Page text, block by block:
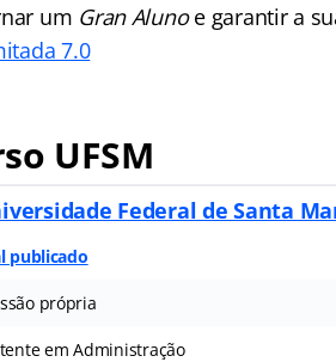
um Gran Alunoe garantir a
7.0
UFSM
Federal de Santa
publicado
própria
em Administração